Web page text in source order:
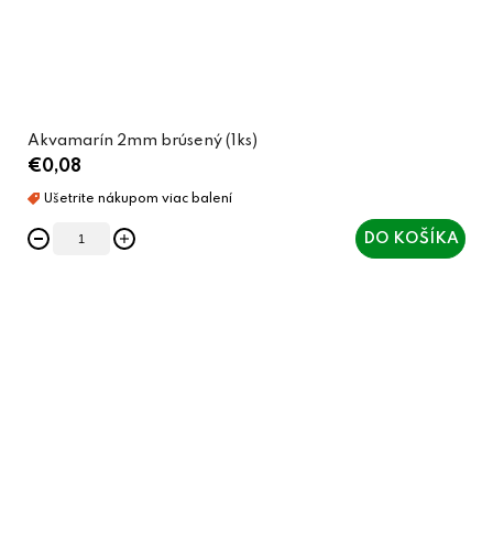
Akvamarín 2mm brúsený (1ks)
€0,08
DO KOŠÍKA